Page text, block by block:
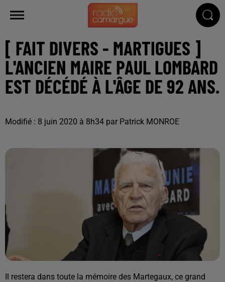
[ FAIT DIVERS - MARTIGUES ]
L'ANCIEN MAIRE PAUL LOMBARD
EST DÉCÉDÉ À L'ÂGE DE 92 ANS.
Modifié : 8 juin 2020 à 8h34 par Patrick MONROE
Il restera dans toute la mémoire des Martegaux, ce grand